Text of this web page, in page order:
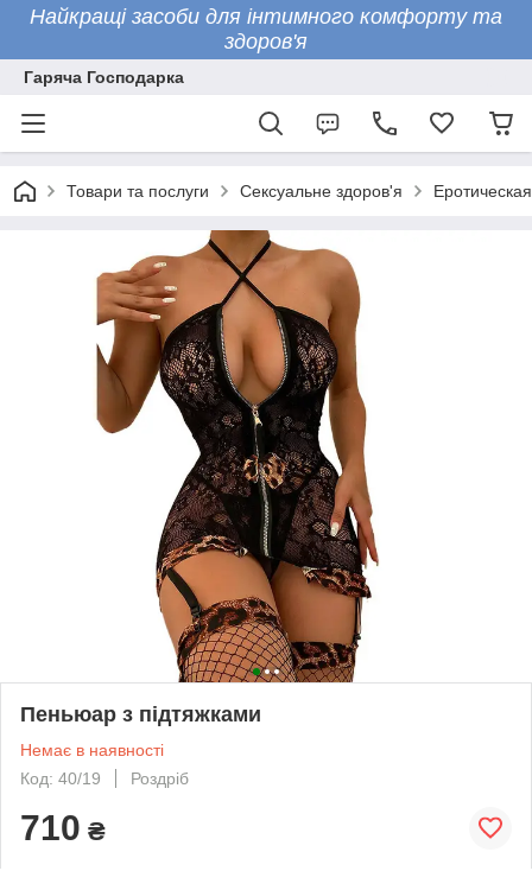
Найкращі засоби для інтимного комфорту та
здоров'я
Гаряча Господарка
Товари та послуги Сексуальне здоров'я
Пеньюар з підтяжками
Немає в наявності
Код: 40/19
Роздріб
710 ₴